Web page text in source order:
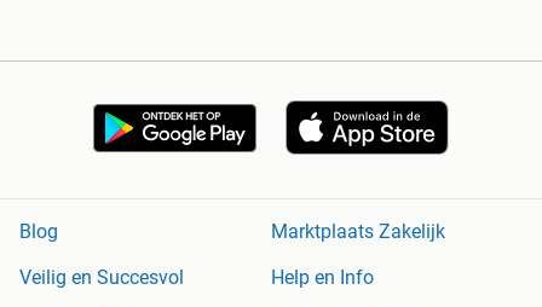
Blog
Marktplaats Zakelijk
Veilig en Succesvol
Help en Info